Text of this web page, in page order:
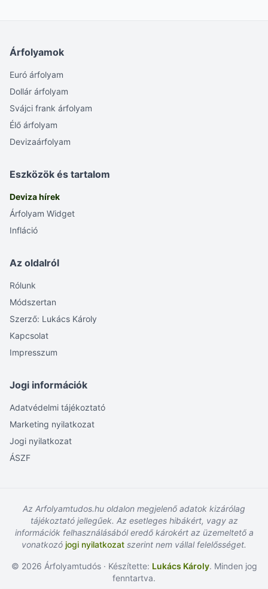
Árfolyamok
Euró árfolyam
Dollár árfolyam
Svájci frank árfolyam
Élő árfolyam
Devizaárfolyam
Eszközök és tartalom
Deviza hírek
Árfolyam Widget
Infláció
Az oldalról
Rólunk
Módszertan
Szerző: Lukács Károly
Kapcsolat
Impresszum
Jogi információk
Adatvédelmi tájékoztató
Marketing nyilatkozat
Jogi nyilatkozat
ÁSZF
Az Arfolyamtudos.hu oldalon megjelenő adatok kizárólag
tájékoztató jellegűek. Az esetleges hibákért, vagy az
információk felhasználásából eredő károkért az üzemeltető a
vonatkozó jogi nyilatkozat szerint nem vállal felelősséget.
© 2026 Árfolyamtudós · Készítette: Lukács Károly. Minden jog
fenntartva.